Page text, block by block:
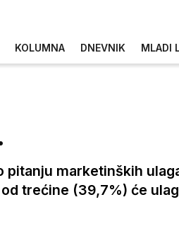
KOLUMNA DNEVNIK MLADI
marketinških
trećine (39,7%) će